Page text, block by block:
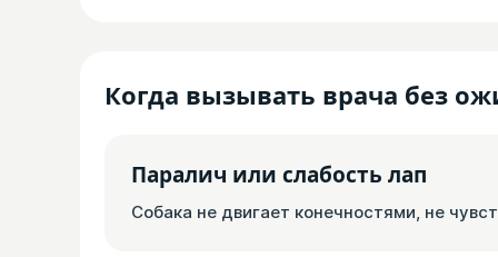
Когда вызывать врача без
Паралич или слабость лап
Собака не двигает конечностями, не